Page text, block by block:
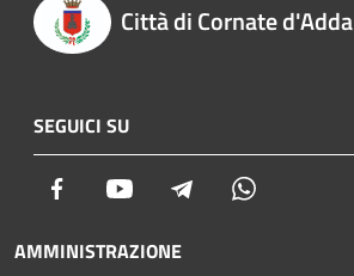
Città di Cornate d'Adda
SEGUICI SU
Facebook Youtube Telegram
AMMINISTRAZIONE